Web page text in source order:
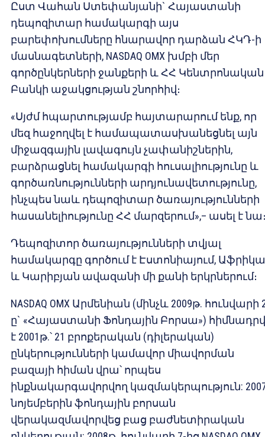
Ըստ Վահան Ստեփանյանի` Հայաստանի
դեպոզիտար համակարգի այս
բարեփոխումները հնարավոր դարձան ՀԿԴ-ի
մասնագետների, NASDAQ OMX խմբի մեր
գործընկերների ջանքերի և ՀՀ Կենտրոնական
Բանկի աջակցության շնորհիվ։
«Սյժմ հպարտությամբ հայտարարում ենք, որ
մեզ հաջողվել է համապատասխանեցնել այն
միջազգային լավագույն չափանիշներին,
բարձրացնել համակարգի հուսալիությունը և
գործառնությունների արդյունավետությունը,
ինչպես նաև դեպոզիտար ծառայությունների
հասանելիությունը ՀՀ մարզերում»,– ասել է
Դեպոզիտոր ծառայությունների տվյալ
համակարգը գործում է Էստոնիայում,
և Կարիբյան ավազանի մի քանի երկրներում։
NASDAQ ОМХ Արմենիան (մինչև 2009թ. հունվարի
ը` «Հայաստանի Ֆոնդային Բորսա»)
է 2001թ.՝ 21 բրոքերական (դիլերական)
ընկերությունների կամավոր միավորման
բազայի հիման վրա՝ որպես
ինքնակարգավորվող կազմակերպություն:
նոյեմբերին ֆոնդային բորսան
վերակազմավորվեց բաց բաժնետիրական